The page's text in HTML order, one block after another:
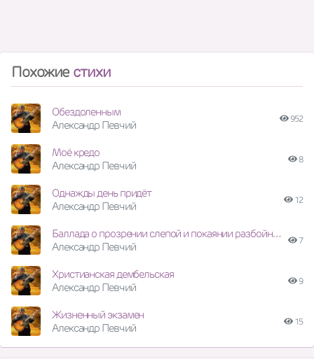
Похожие стихи
Обездоленным
Александр Певчий
952
Моё кредо
Александр Певчий
8
Однажды день придёт
Александр Певчий
12
Баллада о прозрении слепой и покаянии разбойника
Александр Певчий
7
Христианская дембельская
Александр Певчий
9
Жизненный экзамен
Александр Певчий
15